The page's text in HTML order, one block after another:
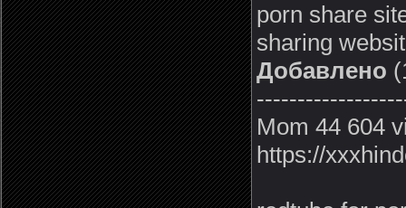
porn share
sharing
Добавлено
Mom 44 604
https://